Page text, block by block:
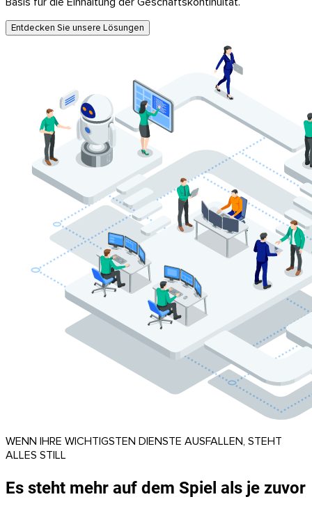
Entdecken Sie unsere Lösungen
WENN IHRE WICHTIGSTEN DIENSTE AUSFALLEN, STEHT
ALLES STILL
Es steht mehr auf dem Spiel als je zuvor